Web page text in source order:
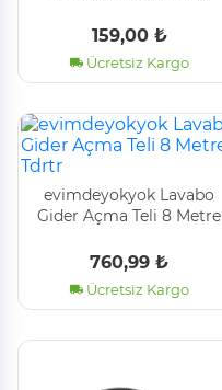
159,00 ₺
Ücretsiz Kargo
evimdeyokyok Lavabo
Gider Açma Teli 8 Metre
760,99 ₺
Ücretsiz Kargo